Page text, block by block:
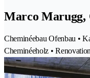
Marco Marugg,
Cheminéebau Ofenbau •
Cheminéeholz • Renovation